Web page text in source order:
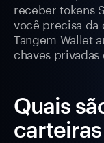
receber tokens
você precisa da
Tangem Wallet
chaves
Quais
carteiras